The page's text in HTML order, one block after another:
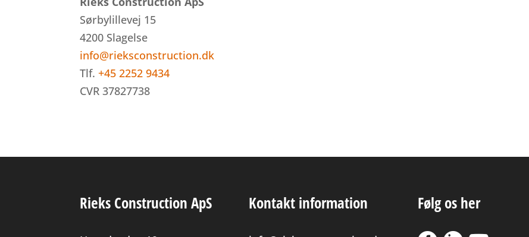
Sørbylillevej 15
4200 Slagelse
info@rieksconstruction.dk
Tlf.+45 2252 9434
CVR 37827738
Rieks Construction ApS Kontakt information Følg os her